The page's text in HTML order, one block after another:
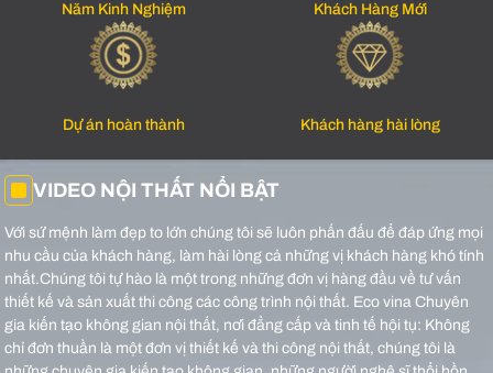
Năm Kinh Nghiệm Khách Hàng Mới
Dự án hoàn thành Khách hàng hài lòng
VIDEO NỘI THẤT NỔI BẬT
Với sứ mệnh làm đẹp to lớn chúng tôi sẽ luôn phấn đấu để đáp ứng mọi
nhu cầu của khách hàng, làm hài lòng cả những vị khách hàng khó tính
nhất.Chúng tôi tự hào là một trong những đơn vị hàng đầu về tư vấn
thiết kế và sản xuất thi công các công trình nội thất. Eco vina Chuyên
gia kiến tạo không gian nội thất, nơi đẳng cấp và tinh tế hội tụ: Không
chỉ đơn thuần là một đơn vị thiết kế và thi công nội thất, chúng tôi là